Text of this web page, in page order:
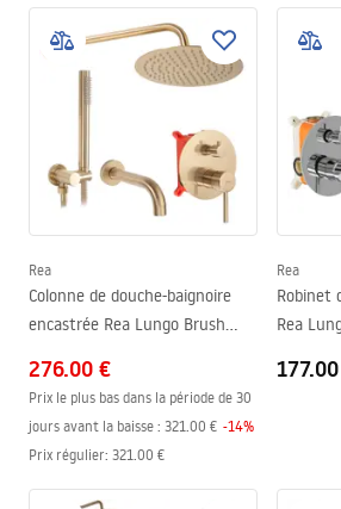
Rea
Colonne de douche-baignoire
encastrée Rea Lungo Brush
276.00 €
Prix le plus bas dans la période de 30
jours avant la baisse : 321.00 € -14%
Prix régulier: 321.00 €
Rea
Robinet
Rea